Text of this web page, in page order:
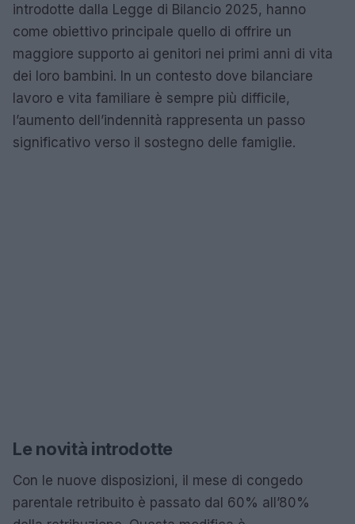
introdotte dalla Legge di Bilancio 2025, hanno
come obiettivo principale quello di offrire un
maggiore supporto ai genitori nei primi anni di vita
dei loro bambini. In un contesto dove bilanciare
lavoro e vita familiare è sempre più difficile,
l’aumento dell’indennità rappresenta un passo
significativo verso il sostegno delle famiglie.
Le novità introdotte
Con le nuove disposizioni, il mese di congedo
parentale retribuito è passato dal 60% all’80%